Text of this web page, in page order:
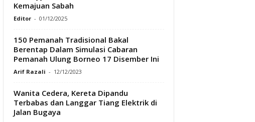
Kemajuan Sabah
Editor - 01/12/2025
150 Pemanah Tradisional Bakal
Berentap Dalam Simulasi Cabaran
Pemanah Ulung Borneo 17 Disember Ini
Arif Razali - 12/12/2023
Wanita Cedera, Kereta Dipandu
Terbabas dan Langgar Tiang Elektrik di
Jalan Bugaya